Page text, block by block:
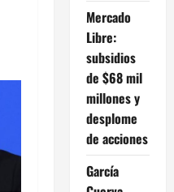
Mercado
Libre:
subsidios
de $68 mil
millones y
desplome
de acciones
García